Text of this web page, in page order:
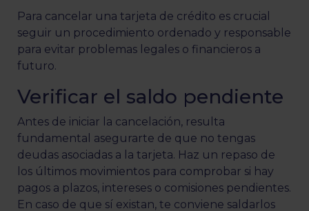
Para cancelar una tarjeta de crédito es crucial
seguir un procedimiento ordenado y responsable
para evitar problemas legales o financieros a
futuro.
Verificar el saldo pendiente
Antes de iniciar la cancelación, resulta
fundamental asegurarte de que no tengas
deudas asociadas a la tarjeta. Haz un repaso de
los últimos movimientos para comprobar si hay
pagos a plazos, intereses o comisiones pendientes.
En caso de que sí existan, te conviene saldarlos